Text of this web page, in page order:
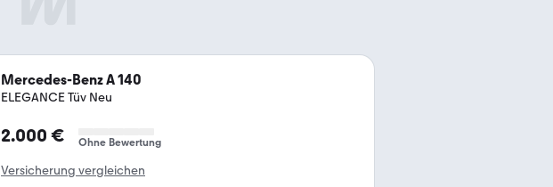
Mercedes-Benz A 140
ELEGANCE Tüv Neu
2.000 € Ohne Bewertung
Versicherung vergleichen